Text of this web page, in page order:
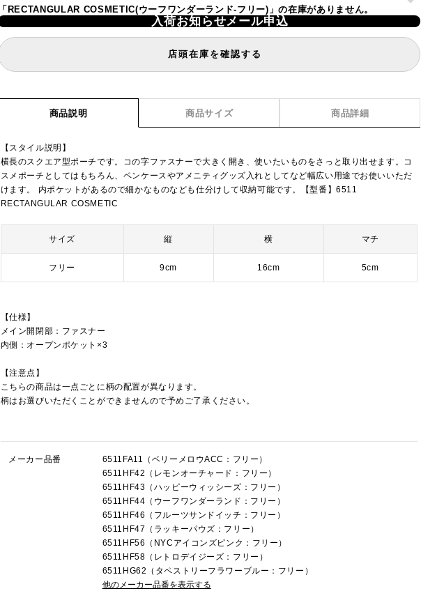
「RECTANGULAR COSMETIC(ウーフワンダーランド-フリー)」の在庫がありません。
入荷お知らせメール申込
店頭在庫を確認する
商品説明 商品サイズ 商品詳細
【スタイル説明】
横長のスクエア型ポーチです。コの字ファスナーで大きく開き、使いたいものをさっと取り出せます。コ
スメポーチとしてはもちろん、ペンケースやアメニティグッズ入れとしてなど幅広い用途でお使いいただ
けます。 内ポケットがあるので細かなものなども仕分けして収納可能です。【型番】6511
RECTANGULAR COSMETIC
サイズ 縦 横 マチ
フリー 9cm 16cm 5cm
【仕様】
メイン開閉部：ファスナー
内側：オープンポケット×3
【注意点】
こちらの商品は一点ごとに柄の配置が異なります。
柄はお選びいただくことができませんので予めご了承ください。
メーカー品番
6511FA11（ベリーメロウACC：フリー）
6511HF42（レモンオーチャード：フリー）
6511HF43（ハッピーウィッシーズ：フリー）
6511HF44（ウーフワンダーランド：フリー）
6511HF46（フルーツサンドイッチ：フリー）
6511HF47（ラッキーパウズ：フリー）
6511HF56（NYCアイコンズピンク：フリー）
6511HF58（レトロデイジーズ：フリー）
6511HG62（タペストリーフラワーブルー：フリー）
他のメーカー品番を表示する